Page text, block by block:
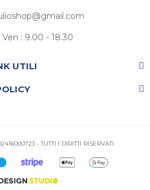
Ven : 9.00 - 18.30
UTILI
- TUTTI I DIRITTI RISERVATI